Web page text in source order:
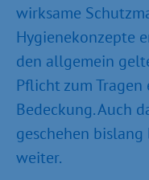
wirksame
Hygienekonzepte
den allgemein
Pflicht zum
Bedeckung. Auch
geschehen bislang
weiter.